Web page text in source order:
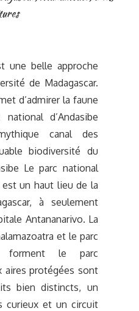
une belle approche
de Madagascar.
d’admirer la faune
d’Andasibe
canal des
biodiversité du
Le parc national
est un haut lieu de la
à seulement
Antananarivo. La
et le parc
forment le parc
aires protégées sont
bien distincts, un
curieux et un circuit